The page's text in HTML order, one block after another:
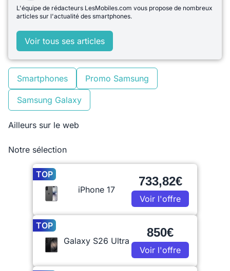
L'équipe de rédacteurs LesMobiles.com vous propose de nombreux
articles sur l'actualité des smartphones.
Voir tous ses articles
Smartphones Promo Samsung
Samsung Galaxy
Ailleurs sur le web
Notre sélection
TOP
iPhone 17
733,82€
Voir l'offre
TOP
Galaxy S26 Ultra
850€
Voir l'offre